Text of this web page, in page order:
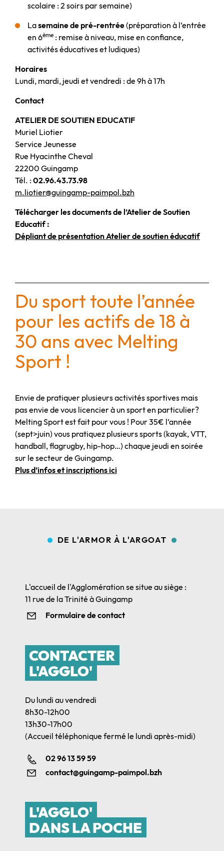
scolaire : 2 soirs par semaine)
Lasemaine de pré-rentrée(préparation à l’entrée
en 6ème : remise à niveau, mise en confiance,
activités éducatives et ludiques)
Horaires
Lundi, mardi, jeudi et vendredi : de 9h à 17h
Contact
ATELIER DE SOUTIEN EDUCATIF
Muriel Liotier
Service Jeunesse
Rue Hyacinthe Cheval
22200 Guingamp
Tél. :02.96.43.73.98
m.liotier@guingamp-paimpol.bzh
Télécharger les documents de l’Atelier de Soutien
Educatif :
Dépliant de présentation Atelier de soutien éducatif
Du sport toute l’année
pour les actifs de 18 à
30 ans avec Melting
Sport !
Envie de pratiquer plusieurs activités sportives mais
pas envie de vous licencier à un sport en particulier?
Melting Sport est fait pour vous ! Pour 35€ l’année
(sept>juin) vous pratiquez plusieurs sports (kayak, VTT,
handball, flagrugby, hip-hop…) chaque jeudi en soirée
sur le secteur de Guingamp.
Plus d’infos et inscriptions ici
DE L'ARMOR À L'ARGOAT
L'accueil de l'Agglomération se situe au siège :
11 rue de la Trinité à Guingamp
Formulaire de contact
CONTACTER
L'AGGLO'
Du lundi au vendredi
8h30-12h00
13h30-17h00
(Accueil téléphonique fermé le lundi après-midi)
02 96 13 59 59
contact@guingamp-paimpol.bzh
L'AGGLO'
DANS LA POCHE